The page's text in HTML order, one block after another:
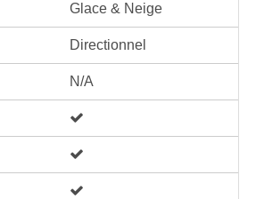
Glace & Neige
Directionnel
N/A